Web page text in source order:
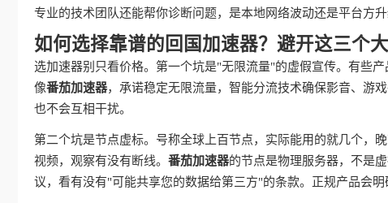
专业的技术团队还能帮你诊断问题，是本地网络波动还是平台方
如何选择靠谱的回国加速器？避开这三个
选加速器别只看价格。第一个坑是"无限流量"的虚假宣传。有些
像番茄加速器，承诺稳定无限流量，智能分流技术确保影音、游
也不会互相干扰。
第二个坑是节点虚标。号称全球上百节点，实际能用的就几个，
视频，观察有没有断线。 番茄加速器的节点是物理服务器，不是
议，看有没有"可能共享您的数据给第三方"的条款。正规产品会明